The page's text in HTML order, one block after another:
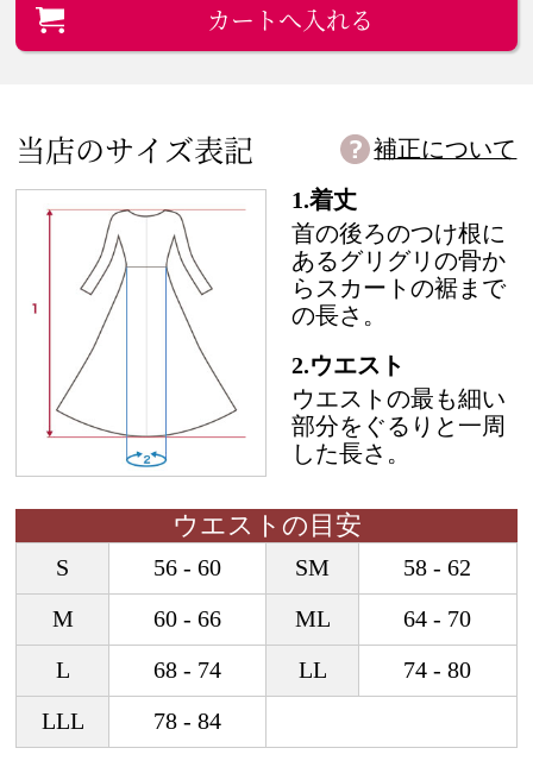
カートへ入れる
当店のサイズ表記 補正について
1.着丈
首の後ろのつけ根に
あるグリグリの骨か
らスカートの裾まで
の長さ。
2.ウエスト
ウエストの最も細い
部分をぐるりと一周
した長さ。
ウエストの目安
S 56 - 60 SM 58 - 62
M 60 - 66 ML 64 - 70
L 68 - 74 LL 74 - 80
LLL 78 - 84